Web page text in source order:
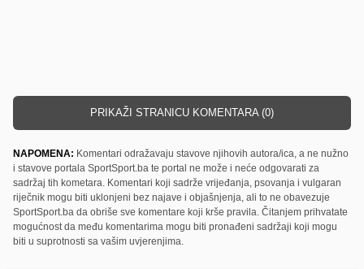
PRIKAŽI STRANICU KOMENTARA (0)
NAPOMENA: Komentari odražavaju stavove njihovih autora/ica, a ne nužno
i stavove portala SportSport.ba te portal ne može i neće odgovarati za
sadržaj tih kometara. Komentari koji sadrže vrijeđanja, psovanja i vulgaran
riječnik mogu biti uklonjeni bez najave i objašnjenja, ali to ne obavezuje
SportSport.ba da obriše sve komentare koji krše pravila. Čitanjem prihvatate
mogućnost da među komentarima mogu biti pronađeni sadržaji koji mogu
biti u suprotnosti sa vašim uvjerenjima.